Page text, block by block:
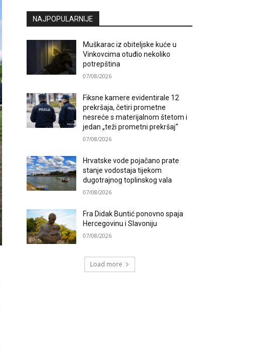
NAJPOPULARNIJE
Muškarac iz obiteljske kuće u
Vinkovcima otuđio nekoliko
potrepština
07/08/2026
Fiksne kamere evidentirale 12
prekršaja, četiri prometne
nesreće s materijalnom štetom i
jedan „teži prometni prekršaj“
07/08/2026
Hrvatske vode pojačano prate
stanje vodostaja tijekom
dugotrajnog toplinskog vala
07/08/2026
Fra Didak Buntić ponovno spaja
Hercegovinu i Slavoniju
07/08/2026
Load more